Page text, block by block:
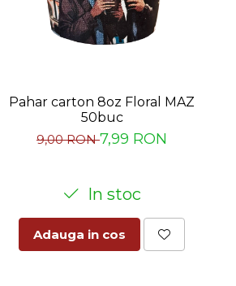
Pahar carton 8oz Floral MAZ
50buc
9,00 RON7,99 RON
In stoc
Adauga in cos